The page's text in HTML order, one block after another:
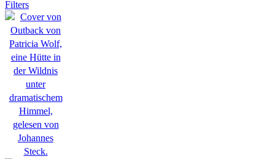
Filters